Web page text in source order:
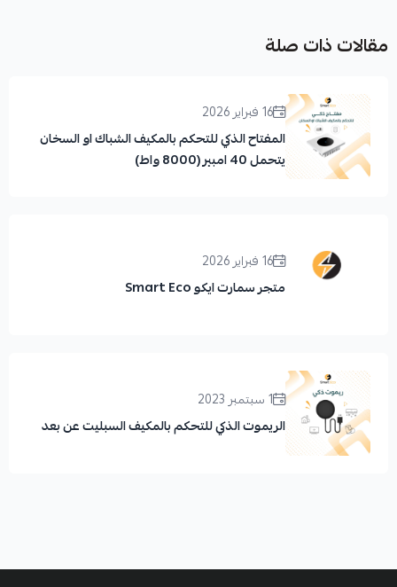
مقالات ذات صلة
16 فبراير 2026
المفتاح الذكي للتحكم بالمكيف الشباك او السخان
يتحمل 40 امبير (8000 واط)
16 فبراير 2026
متجر سمارت ايكو Smart Eco
1 سبتمبر 2023
الريموت الذكي للتحكم بالمكيف السبليت عن بعد